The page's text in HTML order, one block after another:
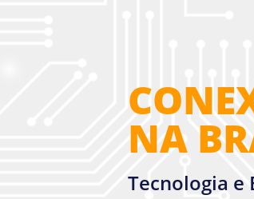
NA
Tecnologia e